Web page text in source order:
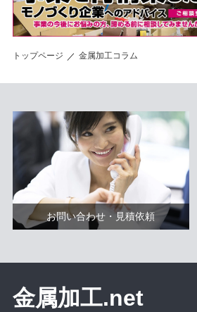
トップページ 金属加工コラム
お問い合わせ・見積依頼
金属加工.net